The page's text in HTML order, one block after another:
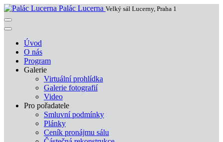
Palác Lucerna Velký sál Lucerny, Praha 1
Úvod
O nás
Program
Galerie
Virtuální prohlídka
Galerie fotografií
Video
Pro pořadatele
Smluvní podmínky
Plánky
Ceník pronájmu sálu